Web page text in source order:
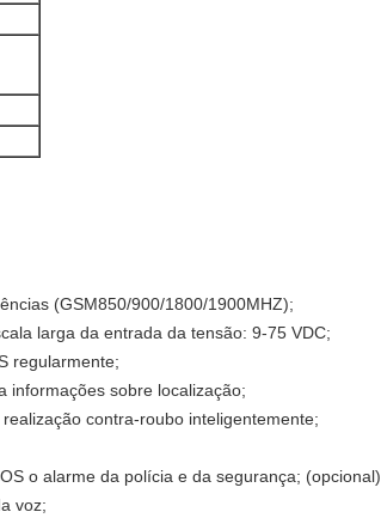
(GSM850/900/1800/1900MHZ);
larga da entrada da tensão: 9-75 VDC;
regularmente;
informações sobre localização;
contra-roubo inteligentemente;
o alarme da polícia e da segurança; (opcional)
voz;